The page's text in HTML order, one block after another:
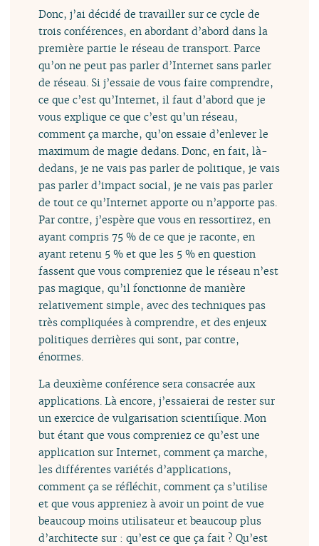
Donc, j’ai décidé de travailler sur ce cycle de
trois conférences, en abordant d’abord dans la
première partie le réseau de transport. Parce
qu’on ne peut pas parler d’Internet sans parler
de réseau. Si j’essaie de vous faire comprendre,
ce que c’est qu’Internet, il faut d’abord que je
vous explique ce que c’est qu’un réseau,
comment ça marche, qu’on essaie d’enlever le
maximum de magie dedans. Donc, en fait, là-
dedans, je ne vais pas parler de politique, je vais
pas parler d’impact social, je ne vais pas parler
de tout ce qu’Internet apporte ou n’apporte pas.
Par contre, j’espère que vous en ressortirez, en
ayant compris 75 % de ce que je raconte, en
ayant retenu 5 % et que les 5 % en question
fassent que vous compreniez que le réseau n’est
pas magique, qu’il fonctionne de manière
relativement simple, avec des techniques pas
très compliquées à comprendre, et des enjeux
politiques derrières qui sont, par contre,
énormes.
La deuxième conférence sera consacrée aux
applications. Là encore, j’essaierai de rester sur
un exercice de vulgarisation scientifique. Mon
but étant que vous compreniez ce qu’est une
application sur Internet, comment ça marche,
les différentes variétés d’applications,
comment ça se réfléchit, comment ça s’utilise
et que vous appreniez à avoir un point de vue
beaucoup moins utilisateur et beaucoup plus
d’architecte sur : qu’est ce que ça fait ? Qu’est